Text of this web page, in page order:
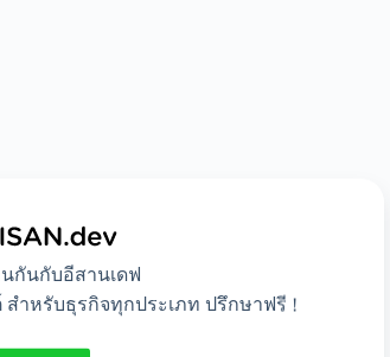
นกันกับอีสานเดฟ
สำหรับธุรกิจทุกประเภท ปรึกษาฟรี !
ดูกัน